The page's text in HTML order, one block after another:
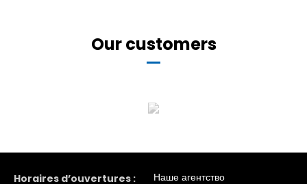
Our customers
Horaires d’ouvertures : Наше агентство